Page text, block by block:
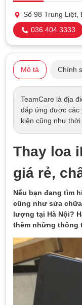
Số 98 Trung Liệt,
036.404.3333
Mô tả Chính
TeamCare là địa
đáp ứng được các
kiện cũng như
Thay loa
giá rẻ,
Nếu bạn đang tìm
cũng như sửa
lượng tại Hà Nội?
thêm những thông